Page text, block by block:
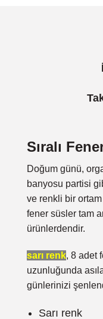
Sıralı
Doğum günü,
banyosu partisi
ve renkli bir
fener süsler tam
ürünlerdendir.
sarı renk, 8 adet
uzunluğunda
günlerinizi
Sarı renk